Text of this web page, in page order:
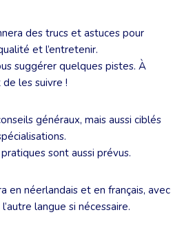
des trucs et astuces pour
et l’entretenir.
suggérer quelques pistes. À
les suivre !
généraux, mais aussi ciblés
sont aussi prévus.
en néerlandais et en français, avec
langue si nécessaire.